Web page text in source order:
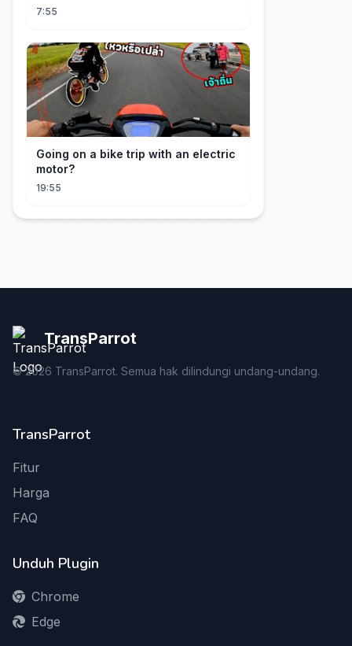
7:55
Going on a bike trip with an electric
motor?
19:55
TransParrot
©2026 TransParrot. Semua hak dilindungi undang-undang.
TransParrot
Fitur
Harga
FAQ
Unduh Plugin
Chrome
Edge